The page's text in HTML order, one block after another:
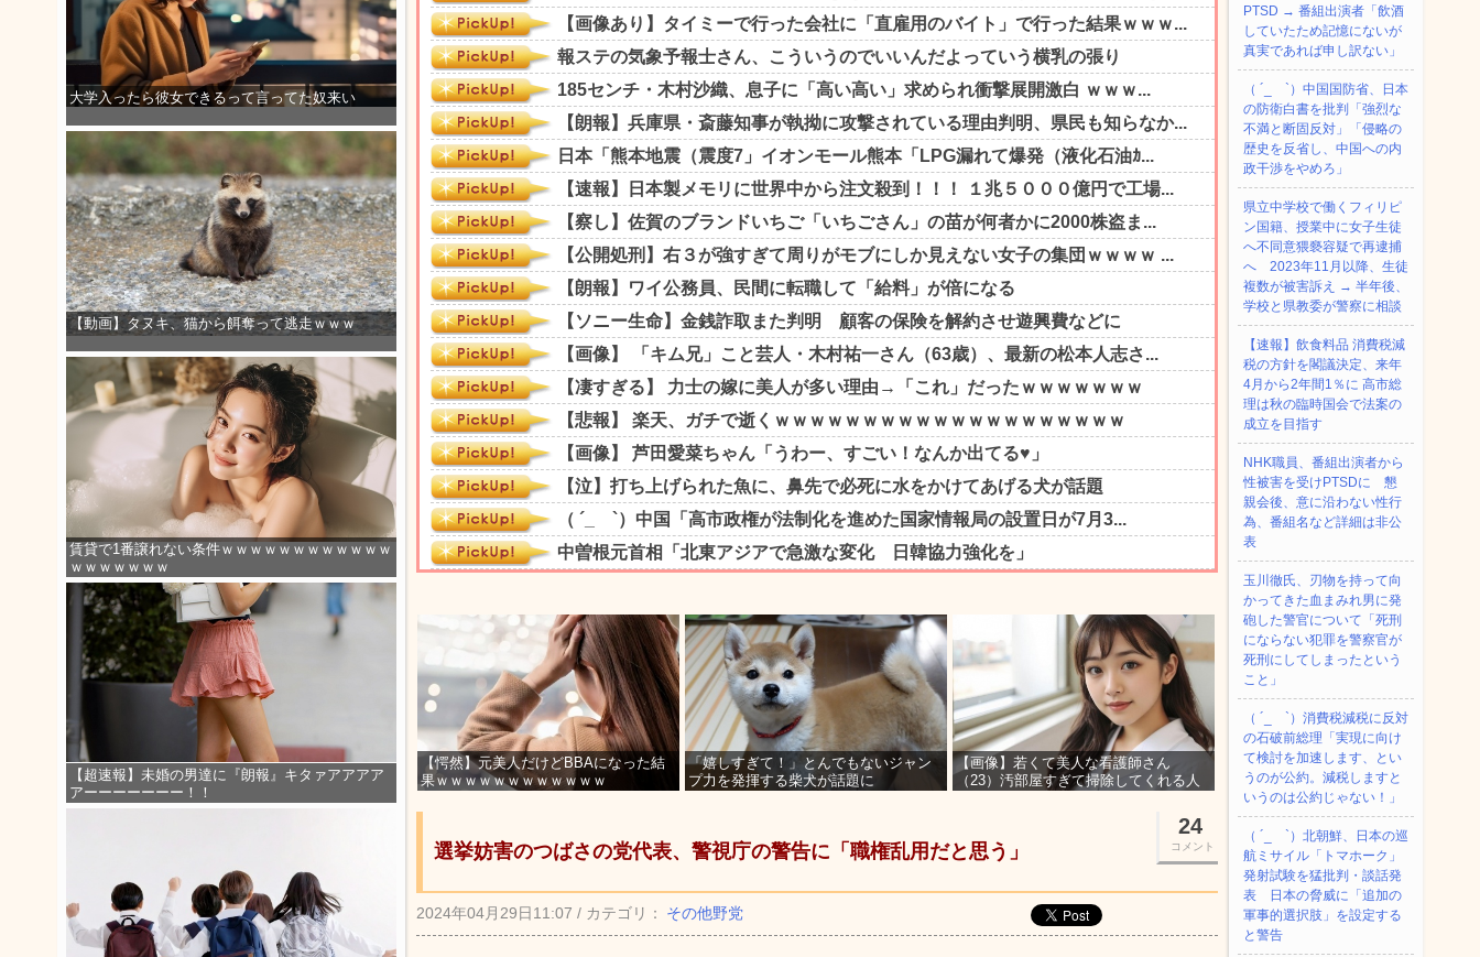
大学入ったら彼女できるって言ってた奴来い
【動画】タヌキ、猫から餌奪って逃走ｗｗｗ
賃貸で1番譲れない条件ｗｗｗｗｗｗｗｗｗｗｗｗ
ｗｗｗｗｗｗｗ
【超速報】未婚の男達に『朗報』キタァアアアア
アーーーーーーー！！
【愕然】元美人だけどBBAになった結
果ｗｗｗｗｗｗｗｗｗｗｗｗ
「嬉しすぎて！」とんでもないジャン
プ力を発揮する柴犬が話題に
【画像】若くて美人な看護師さん
（23）汚部屋すぎて掃除してくれる人
24
コメント
選挙妨害のつばさの党代表、警視庁の警告に「職権乱用だと思う」
2024年04月29日11:07 / カテゴリ： その他野党
PTSD → 番組出演者「飲酒
していたため記憶にないが
真実であれば申し訳ない」
（ ´_ゝ`）中国国防省、日本
の防衛白書を批判「強烈な
不満と断固反対」「侵略の
歴史を反省し、中国への内
政干渉をやめろ」
県立中学校で働くフィリピ
ン国籍、授業中に女子生徒
へ不同意猥褻容疑で再逮捕
へ 2023年11月以降、生徒
複数が被害訴え → 半年後、
学校と県教委が警察に相談
【速報】飲食料品 消費税減
税の方針を閣議決定、来年
4月から2年間1％に 高市総
理は秋の臨時国会で法案の
成立を目指す
NHK職員、番組出演者から
性被害を受けPTSDに 懇
親会後、意に沿わない性行
為、番組名など詳細は非公
表
玉川徹氏、刃物を持って向
かってきた血まみれ男に発
砲した警官について「死刑
にならない犯罪を警察官が
死刑にしてしまったという
こと」
（ ´_ゝ`）消費税減税に反対
の石破前総理「実現に向け
て検討を加速します、とい
うのが公約。減税しますと
いうのは公約じゃない！」
（ ´_ゝ`）北朝鮮、日本の巡
航ミサイル「‌トマホーク」
発射試験を猛批判・談話発
表 日本の脅威に「追加の
軍事的選択肢」を設定する
と警告